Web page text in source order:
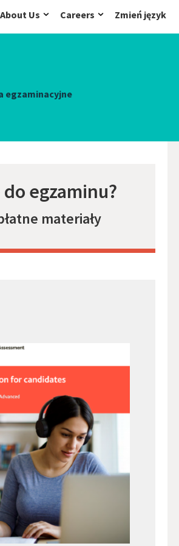
About Us Careers Zmień język
egzaminacyjne
egzaminu?
materiały